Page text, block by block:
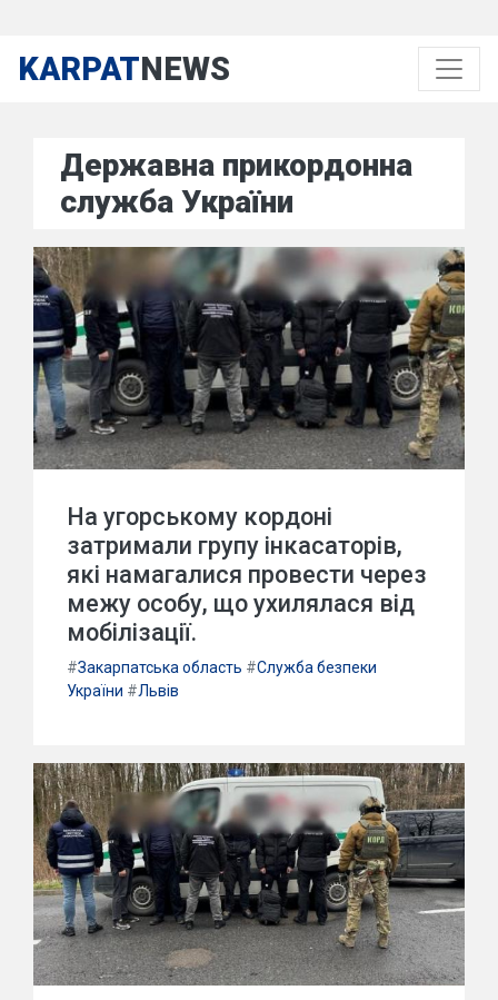
KARPATNEWS
Державна прикордонна
служба України
На угорському кордоні
затримали групу інкасаторів,
які намагалися провести через
межу особу, що ухилялася від
мобілізації.
#Закарпатська область #Служба безпеки
України #Львів